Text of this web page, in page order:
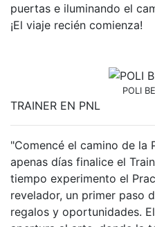
puertas e iluminando el
¡El viaje recién comienza!
POLI
TRAINER EN PNL
"Comencé el camino de la
apenas días finalice el
tiempo experimento el
revelador, un primer paso
regalos y oportunidades.